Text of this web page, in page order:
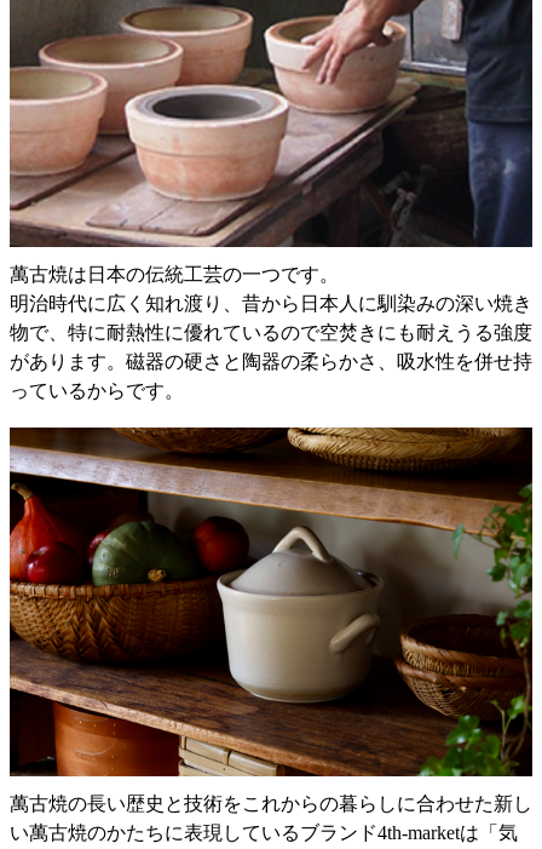
萬古焼は日本の伝統工芸の一つです。
明治時代に広く知れ渡り、昔から日本人に馴染みの深い焼き
物で、特に耐熱性に優れているので空焚きにも耐えうる強度
があります。磁器の硬さと陶器の柔らかさ、吸水性を併せ持
っているからです。
萬古焼の長い歴史と技術をこれからの暮らしに合わせた新し
い萬古焼のかたちに表現しているブランド4th-marketは「気